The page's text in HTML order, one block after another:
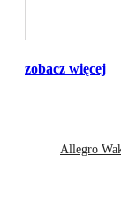
zobacz więcej
Allegro